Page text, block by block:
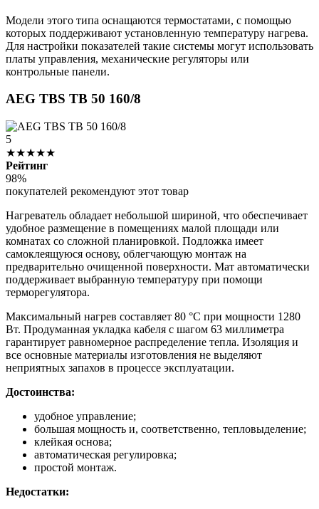
Модели этого типа оснащаются термостатами, с помощью
которых поддерживают установленную температуру нагрева.
Для настройки показателей такие системы могут использовать
платы управления, механические регуляторы или
контрольные панели.
AEG TBS TB 50 160/8
5
★★★★★
Рейтинг
98%
покупателей рекомендуют этот товар
Нагреватель обладает небольшой шириной, что обеспечивает
удобное размещение в помещениях малой площади или
комнатах со сложной планировкой. Подложка имеет
самоклеящуюся основу, облегчающую монтаж на
предварительно очищенной поверхности. Мат автоматически
поддерживает выбранную температуру при помощи
терморегулятора.
Максимальный нагрев составляет 80 °C при мощности 1280
Вт. Продуманная укладка кабеля с шагом 63 миллиметра
гарантирует равномерное распределение тепла. Изоляция и
все основные материалы изготовления не выделяют
неприятных запахов в процессе эксплуатации.
Достоинства:
удобное управление;
большая мощность и, соответственно, тепловыделение;
клейкая основа;
автоматическая регулировка;
простой монтаж.
Недостатки: